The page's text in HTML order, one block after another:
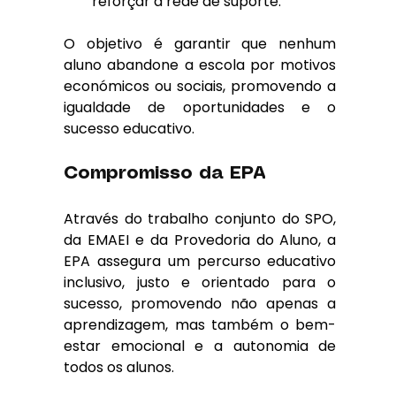
O objetivo é garantir que nenhum
aluno abandone a escola por motivos
económicos ou sociais, promovendo a
igualdade de oportunidades e o
sucesso educativo.
Compromisso da EPA
Através do trabalho conjunto do SPO,
da EMAEI e da Provedoria do Aluno, a
EPA assegura um percurso educativo
inclusivo, justo e orientado para o
sucesso, promovendo não apenas a
aprendizagem, mas também o bem-
estar emocional e a autonomia de
todos os alunos.